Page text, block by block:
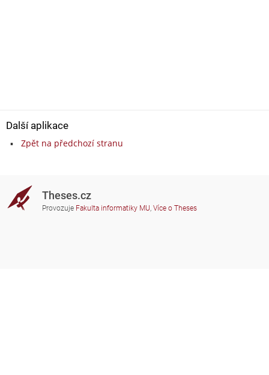
Další aplikace
Zpět na předchozí stranu
Theses.cz
Provozuje Fakulta informatiky MU, Více o Theses